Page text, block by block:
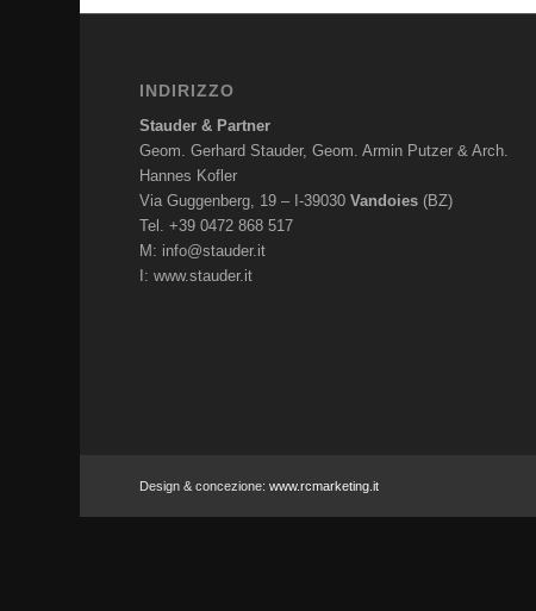
INDIRIZZO
Stauder & Partner
Geom. Gerhard Stauder, Geom. Armin Putzer & Arch.
Hannes Kofler
Via Guggenberg, 19 – I-39030Vandoies (BZ)
Tel. +39 0472 868 517
M: info@stauder.it
I:www.stauder.it
Design & concezione:www.rcmarketing.it